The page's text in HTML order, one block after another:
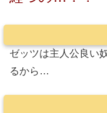
ゼッツは主人公良い
るから…